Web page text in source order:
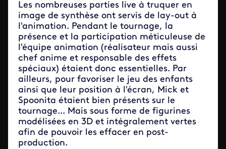
Les nombreuses parties live à truquer en
image de synthèse ont servis de lay-out à
l'animation. Pendant le tournage, la
présence et la participation méticuleuse de
l'équipe animation (réalisateur mais aussi
chef anime et responsable des effets
spéciaux) étaient donc essentielles. Par
ailleurs, pour favoriser le jeu des enfants
ainsi que leur position à l'écran, Mick et
Spoonita étaient bien présents sur le
tournage... Mais sous forme de figurines
modélisées en 3D et intégralement vertes
afin de pouvoir les effacer en post-
production.